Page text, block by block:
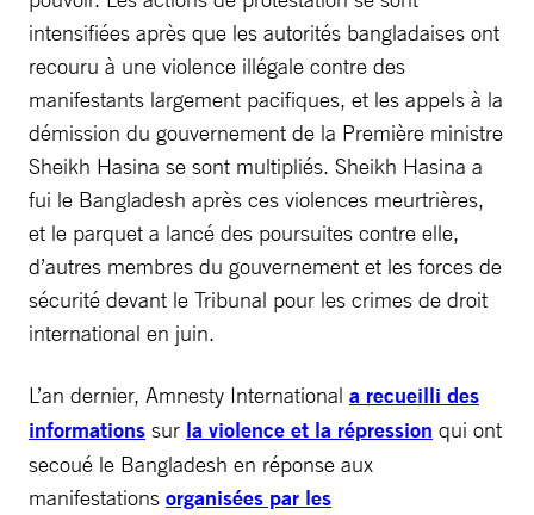
intensifiées après que les autorités bangladaises ont
recouru à une violence illégale contre des
manifestants largement pacifiques, et les appels à la
démission du gouvernement de la Première ministre
Sheikh Hasina se sont multipliés. Sheikh Hasina a
fui le Bangladesh après ces violences meurtrières,
et le parquet a lancé des poursuites contre elle,
d’autres membres du gouvernement et les forces de
sécurité devant le Tribunal pour les crimes de droit
international en juin.
L’an dernier, Amnesty International a recueilli des
informations sur la violence et la répression qui ont
secoué le Bangladesh en réponse aux
manifestations organisées par les